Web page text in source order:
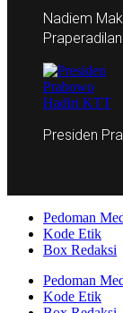
Nadiem
Presiden
Pedoman
Kode Etik
Box Redaksi
Pedoman
Kode Etik